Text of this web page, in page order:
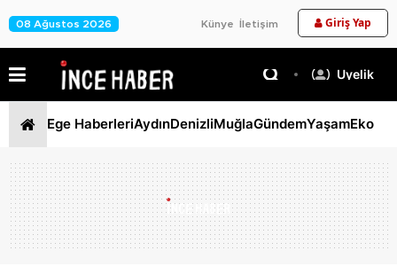
08 Ağustos 2026 Künye İletişim Giriş Yap
Üyelik
Ege HaberleriAydınDenizliMuğlaGündemYaşam